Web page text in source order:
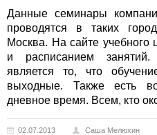
Данные семинары
проводятся в таких
Москва. На сайте учебного
и расписанием
является то, что
выходные. Также есть
дневное время. Всем, кто
02.07.2013 Саша Мелюхин